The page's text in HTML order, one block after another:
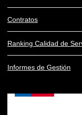
Contratos
Ranking Calidad de
Informes de Gestión